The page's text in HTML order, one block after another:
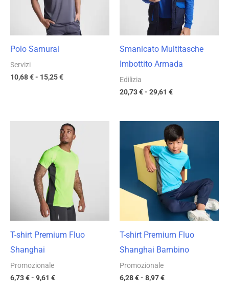
Polo Samurai
Servizi
10,68€- 15,25€
Smanicato Multitasche
Imbottito Armada
Edilizia
20,73€- 29,61 €
T-shirt Premium Fluo
Shanghai
Promozionale
6,73€- 9,61 €
Fascia
di
prezzo:
da
6,73 €
a
9,61 €
T-shirt Premium Fluo
Shanghai Bambino
Promozionale
6,28€- 8,97€
Fascia
di
prezzo:
da
6,28 €
a
8,97 €